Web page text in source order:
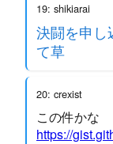
19: shikiarai
決闘を申し
て草
20: crexist
この件かな
https://